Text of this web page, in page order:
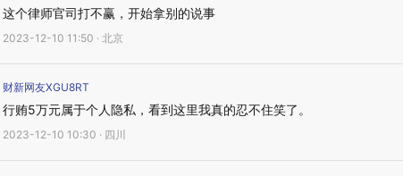
这个律师官司打不赢，开始拿别的说事
2023-12-10 11:50 · 北京
财新网友XGU8RT
行贿5万元属于个人隐私，看到这里我真的忍不住笑了。
2023-12-10 10:30 · 四川